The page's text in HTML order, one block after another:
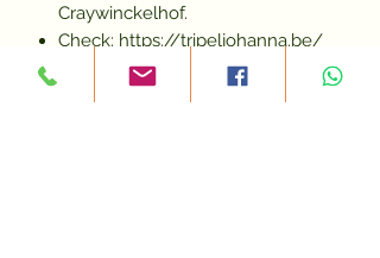
Craywinckelhof.
Check: https://tripeljohanna.be/